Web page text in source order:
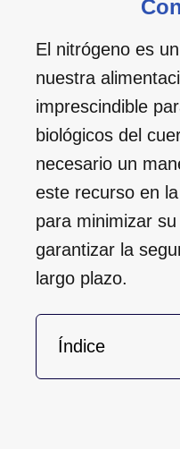
El nitrógeno es
nuestra
imprescindible
biológicos del
necesario un
este recurso en
para minimizar
garantizar la
largo plazo.
Índice